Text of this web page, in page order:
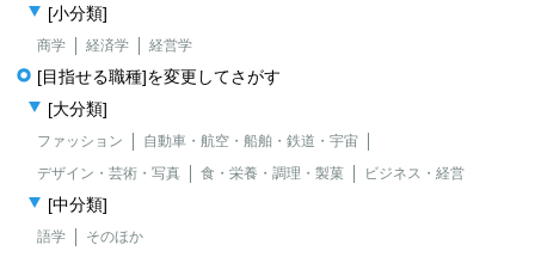
[小分類]
商学 経済学 経営学
[目指せる職種]を変更してさがす
[大分類]
ファッション
自動車・航空・船舶・鉄道・宇宙
デザイン・芸術・写真
食・栄養・調理・製菓 ビジネス・経営
[中分類]
語学 そのほか